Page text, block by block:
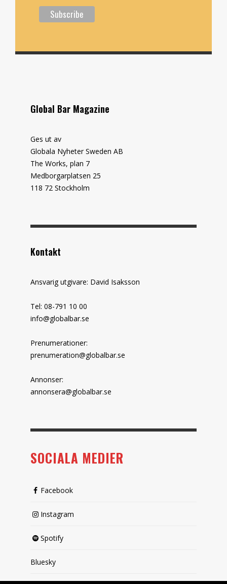
Global Bar Magazine
Ges ut av
Globala Nyheter Sweden AB
The Works, plan 7
Medborgarplatsen 25
118 72 Stockholm
Kontakt
Ansvarig utgivare: David Isaksson
Tel: 08-791 10 00
info@globalbar.se
Prenumerationer:
prenumeration@globalbar.se
Annonser:
annonsera@globalbar.se
SOCIALA MEDIER
Facebook
Instagram
Spotify
Bluesky